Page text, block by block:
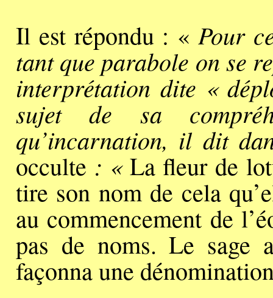
Il est répondu : « Pour
tant que parabole on se
interprétation dite «
sujet de sa
qu’incarnation, il dit
occulte : «La fleur de
tire son nom de cela
au commencement de
pas de noms. Le sage
façonna une